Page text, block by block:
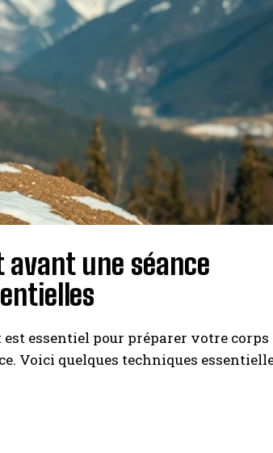
une séance
essentiel pour préparer votre corps
Voici quelques techniques